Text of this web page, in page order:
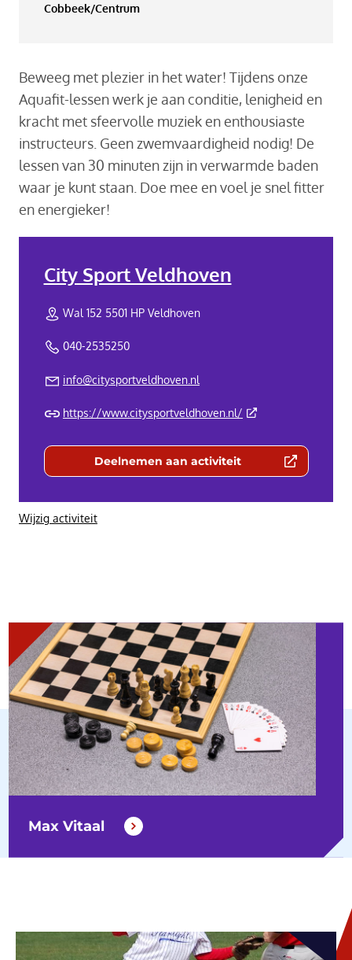
Cobbeek/Centrum
Beweeg met plezier in het water! Tijdens onze
Aquafit-lessen werk je aan conditie, lenigheid en
kracht met sfeervolle muziek en enthousiaste
instructeurs. Geen zwemvaardigheid nodig! De
lessen van 30 minuten zijn in verwarmde baden
waar je kunt staan. Doe mee en voel je snel fitter
en energieker!
City Sport Veldhoven
Wal 152 5501 HP Veldhoven
040-2535250
info@citysportveldhoven.nl
https://www.citysportveldhoven.nl/ (Deze link gaat naar
Deelnemen aan activiteit(Deze link gaat naar een externe
Wijzig activiteit
Max Vitaal